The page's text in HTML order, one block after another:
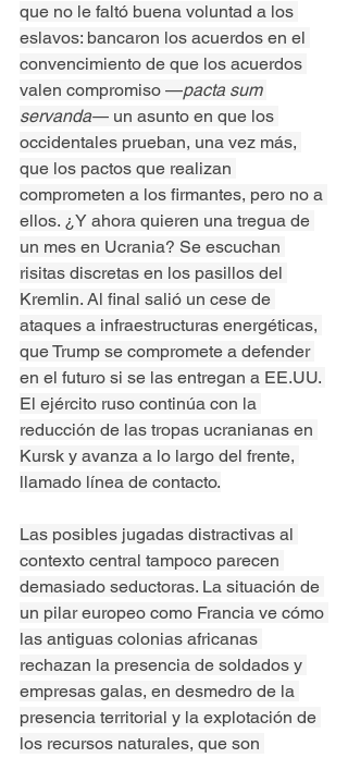
que no le faltó buena voluntad a los
eslavos: bancaron los acuerdos en el
convencimiento de que los acuerdos
valen compromiso —pacta sum
servanda— un asunto en que los
occidentales prueban, una vez más,
que los pactos que realizan
comprometen a los firmantes, pero no a
ellos. ¿Y ahora quieren una tregua de
un mes en Ucrania? Se escuchan
risitas discretas en los pasillos del
Kremlin. Al final salió un cese de
ataques a infraestructuras energéticas,
que Trump se compromete a defender
en el futuro si se las entregan a EE.UU.
El ejército ruso continúa con la
reducción de las tropas ucranianas en
Kursk y avanza a lo largo del frente,
llamado línea de contacto.
Las posibles jugadas distractivas al
contexto central tampoco parecen
demasiado seductoras. La situación de
un pilar europeo como Francia ve cómo
las antiguas colonias africanas
rechazan la presencia de soldados y
empresas galas, en desmedro de la
presencia territorial y la explotación de
los recursos naturales, que son